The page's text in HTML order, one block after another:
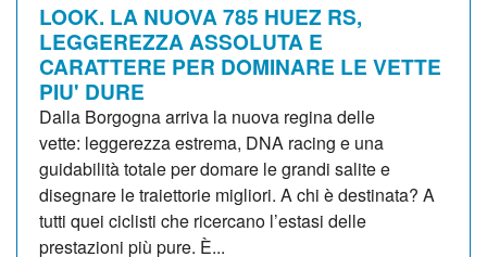
LOOK. LA NUOVA 785 HUEZ RS,
LEGGEREZZA ASSOLUTA E
CARATTERE PER DOMINARE LE VETTE
PIU' DURE
Dalla Borgogna arriva la nuova regina delle
vette: leggerezza estrema, DNA racing e una
guidabilità totale per domare le grandi salite e
disegnare le traiettorie migliori. A chi è destinata? A
tutti quei ciclisti che ricercano l’estasi delle
prestazioni più pure. È...